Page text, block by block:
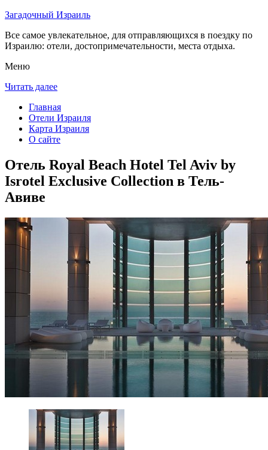
Загадочный Израиль
Все самое увлекательное, для отправляющихся в поездку по
Израилю: отели, достопримечательности, места отдыха.
Меню
Читать далее
Главная
Отели Израиля
Карта Израиля
О сайте
Отель Royal Beach Hotel Tel Aviv by
Isrotel Exclusive Collection в Тель-
Авиве